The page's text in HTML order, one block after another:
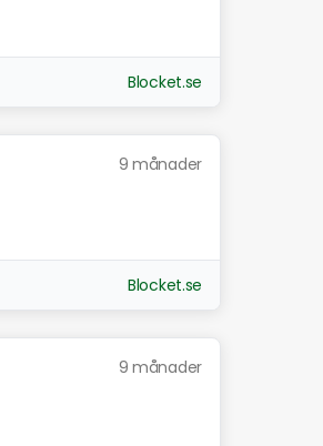
Blocket.se
9 månader
Blocket.se
9 månader